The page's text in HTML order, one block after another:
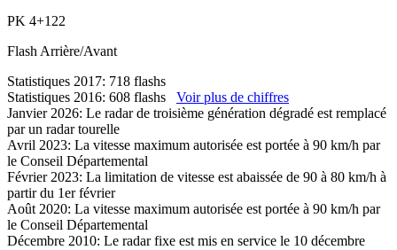
PK 4+122
Flash Arrière/Avant
Statistiques 2017: 718 flashs
Statistiques 2016: 608 flashs Voir plus de chiffres
Janvier 2026: Le radar de troisième génération dégradé est remplacé
par un radar tourelle
Avril 2023: La vitesse maximum autorisée est portée à 90 km/h par
le Conseil Départemental
Février 2023: La limitation de vitesse est abaissée de 90 à 80 km/h à
partir du 1er février
Août 2020: La vitesse maximum autorisée est portée à 90 km/h par
le Conseil Départemental
Décembre 2010: Le radar fixe est mis en service le 10 décembre